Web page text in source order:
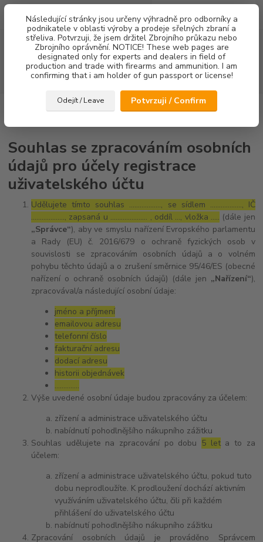
Následující stránky jsou určeny výhradně pro odborníky a
podnikatele v oblasti výroby a prodeje sřelných zbraní a
střeliva. Potvrzuji, že jsem držitel Zbrojního průkazu nebo
Zbrojního oprávnění. NOTICE! These web pages are
designated only for experts and dealers in field of
production and trade with firearms and ammunition. I am
confirming that i am holder of gun passport or license!
Odejít / Leave Potvrzuji / Confirm
Menu
Hledat
za0,00 Kč
Souhlas se zpracováním osobních údajů pro účely registrace
Souhlas se zpracováním osobních
údajů pro účely registrace
uživatelského účtu
Udělujete tímto souhlas ……………..., se sídlem ………………, IČ
………………., zapsaná u ………………… , oddíl …, vložka ….. (dále jen
„Správce“), aby ve smyslu nařízení Evropského parlamentu
a Rady (EU) č. 2016/679 o ochraně fyzických osob v
souvislosti se zpracováním osobních údajů a o volném
pohybu těchto údajů a o zrušení směrnice 95/46/ES (obecné
nařízení o ochraně osobních údajů) (dále jen „Nařízení“),
zpracovával/a následující osobní údaje:
jméno a příjmení
emailovou adresu
telefonní číslo
fakturační adresu
dodací adresu
historii objednávek
…………..
Výše uvedené osobní údaje budou zpracovány za účelem:
zřízení a administrace uživatelského účtu
nabídnutí pohodlnějšího nákupního zážitku
Souhlas udělujete na zpracování po dobu 5 leta to za
účelem:
zřízení a administrace uživatelského účtu, pokud tuto
dobu neprodloužíte. K prodloužení dochází aktivním
využíváním uživatelského účtu, čili při každém
přihlášení do uživatelského účtu
nabídnutí pohodlnějšího nákupního zážitku
Zpracování osobních údajů je prováděno Správcem